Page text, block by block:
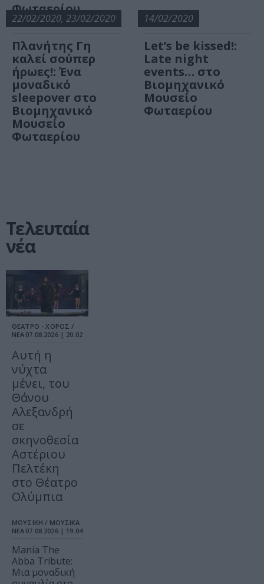
Φωταερίου
22/02/2020, 23/02/2020
Πλανήτης Γη
καλεί σούπερ
ήρωες!: Ένα
μοναδικό
sleepover στο
Βιομηχανικό
Μουσείο
Φωταερίου
14/02/2020
Let’s be kissed!:
Late night
events… στο
Βιομηχανικό
Μουσείο
Φωταερίου
Τελευταία
νέα
ΘΕΑΤΡΟ - ΧΟΡΟΣ /
ΝΕΑ 07.08.2026 | 20.02
Αυτή η
νύχτα
μένει, του
Θάνου
Αλεξανδρή
σε
σκηνοθεσία
Αστέριου
Πελτέκη
στο Θέατρο
Ολύμπια
ΜΟΥΣΙΚΗ / ΜΟΥΣΙΚΑ
ΝΕΑ 07.08.2026 | 19.04
Mania The
Abba Tribute:
Μια μοναδική